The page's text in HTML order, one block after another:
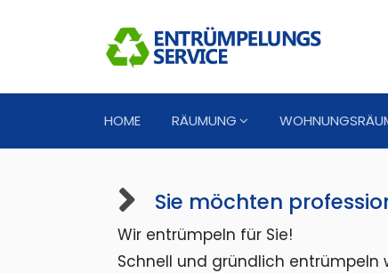
HOME RÄUMUNG
Sie möchten
Wir entrümpeln für Sie!
Schnell und gründlich entrümpeln